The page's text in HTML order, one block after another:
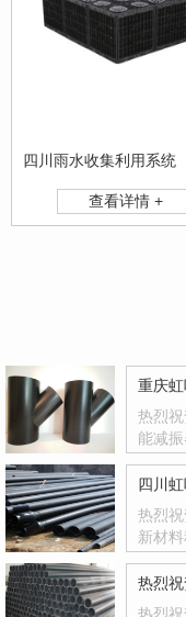
四川雨水收集利用系统
查看详情 +
重庆
热烈
能减
四川
热烈
新材
热烈